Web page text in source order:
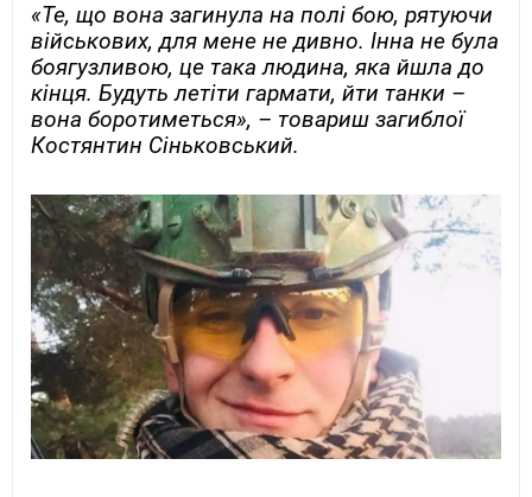
«Те, що вона загинула на полі бою, рятуючи
військових, для мене не дивно. Інна не була
боягузливою, це така людина, яка йшла до
кінця. Будуть летіти гармати, йти танки –
вона боротиметься», – товариш загиблої
Костянтин Сіньковський.